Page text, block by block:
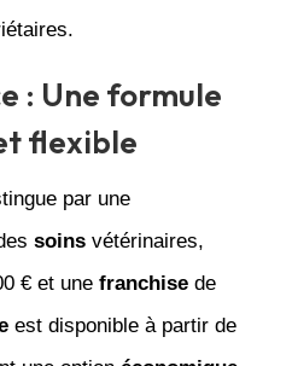
: Une formule
flexible
par une
soinsvétérinaires,
€ et une franchisede
est disponible à partir de